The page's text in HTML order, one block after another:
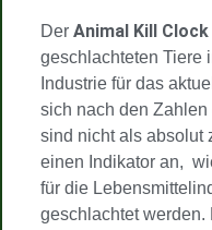
Der Animal Kill
geschlachteten Tiere
Industrie für das
sich nach den
sind nicht als absolut
einen Indikator an,
für die
geschlachtet